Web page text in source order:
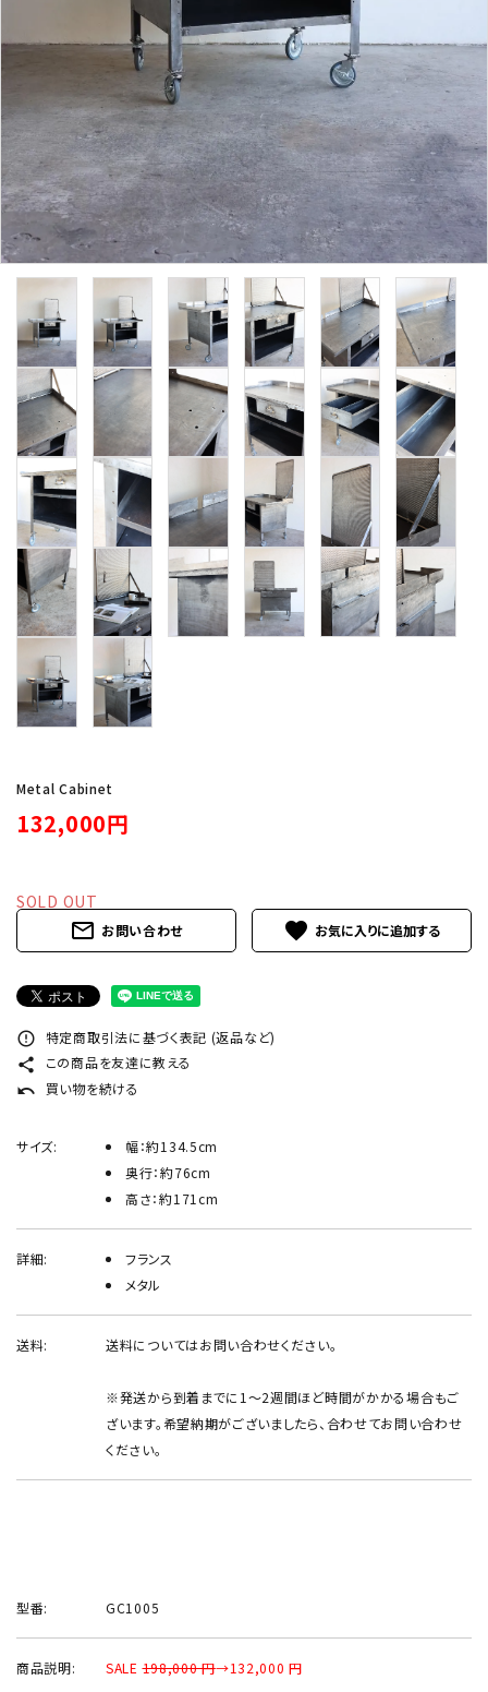
その他
BRAND
お気に入りリスト
卸販売
デザイナーまとめ
アフターケア
メンテナンスについて
ギャラリー・シーン
納品事例
エキシビジョン・展示会
過去販売
INFORMATION
Metal Cabinet
132,000円
SOLD OUT
mail_outline お問い合わせ favorite
error_outline 特定商取引法に基づく表記 (返品など)
share この商品を友達に教える
undo 買い物を続ける
サイズ:
幅：約134.5cm
奥行：約76cm
高さ：約171cm
詳細:
フランス
メタル
送料: 送料についてはお問い合わせください。
※発送から到着までに1～2週間ほど時間がかかる場合もご
ざいます。希望納期がございましたら、合わせてお問い合わせ
ください。
型番: GC1005
商品説明: SALE198,000 円→132,000 円